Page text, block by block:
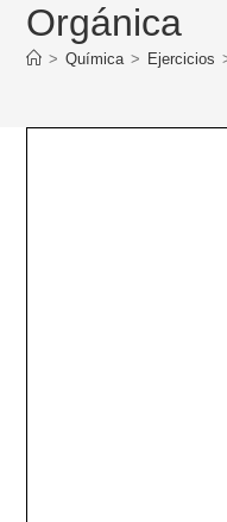
Orgánica
> Química > Ejercicios